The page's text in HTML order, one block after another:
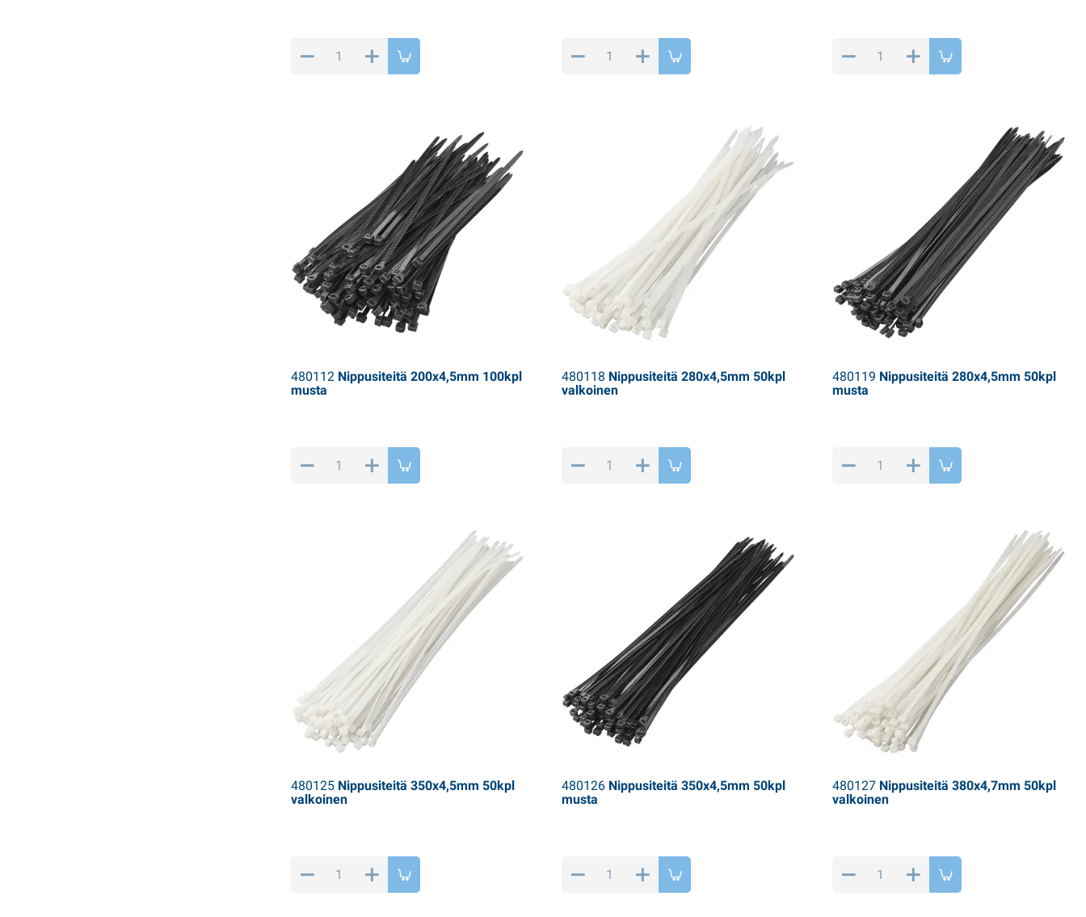
480112Nippusiteitä 200x4,5mm 100kpl
musta
480118 Nippusiteitä 280x4,5mm 50kpl
valkoinen
480119 Nippusiteitä 280x4,5mm 50kpl
musta
480125Nippusiteitä 350x4,5mm 50kpl
valkoinen
480126Nippusiteitä 350x4,5mm 50kpl
musta
480127Nippusiteitä 380x4,7mm 50kpl
valkoinen